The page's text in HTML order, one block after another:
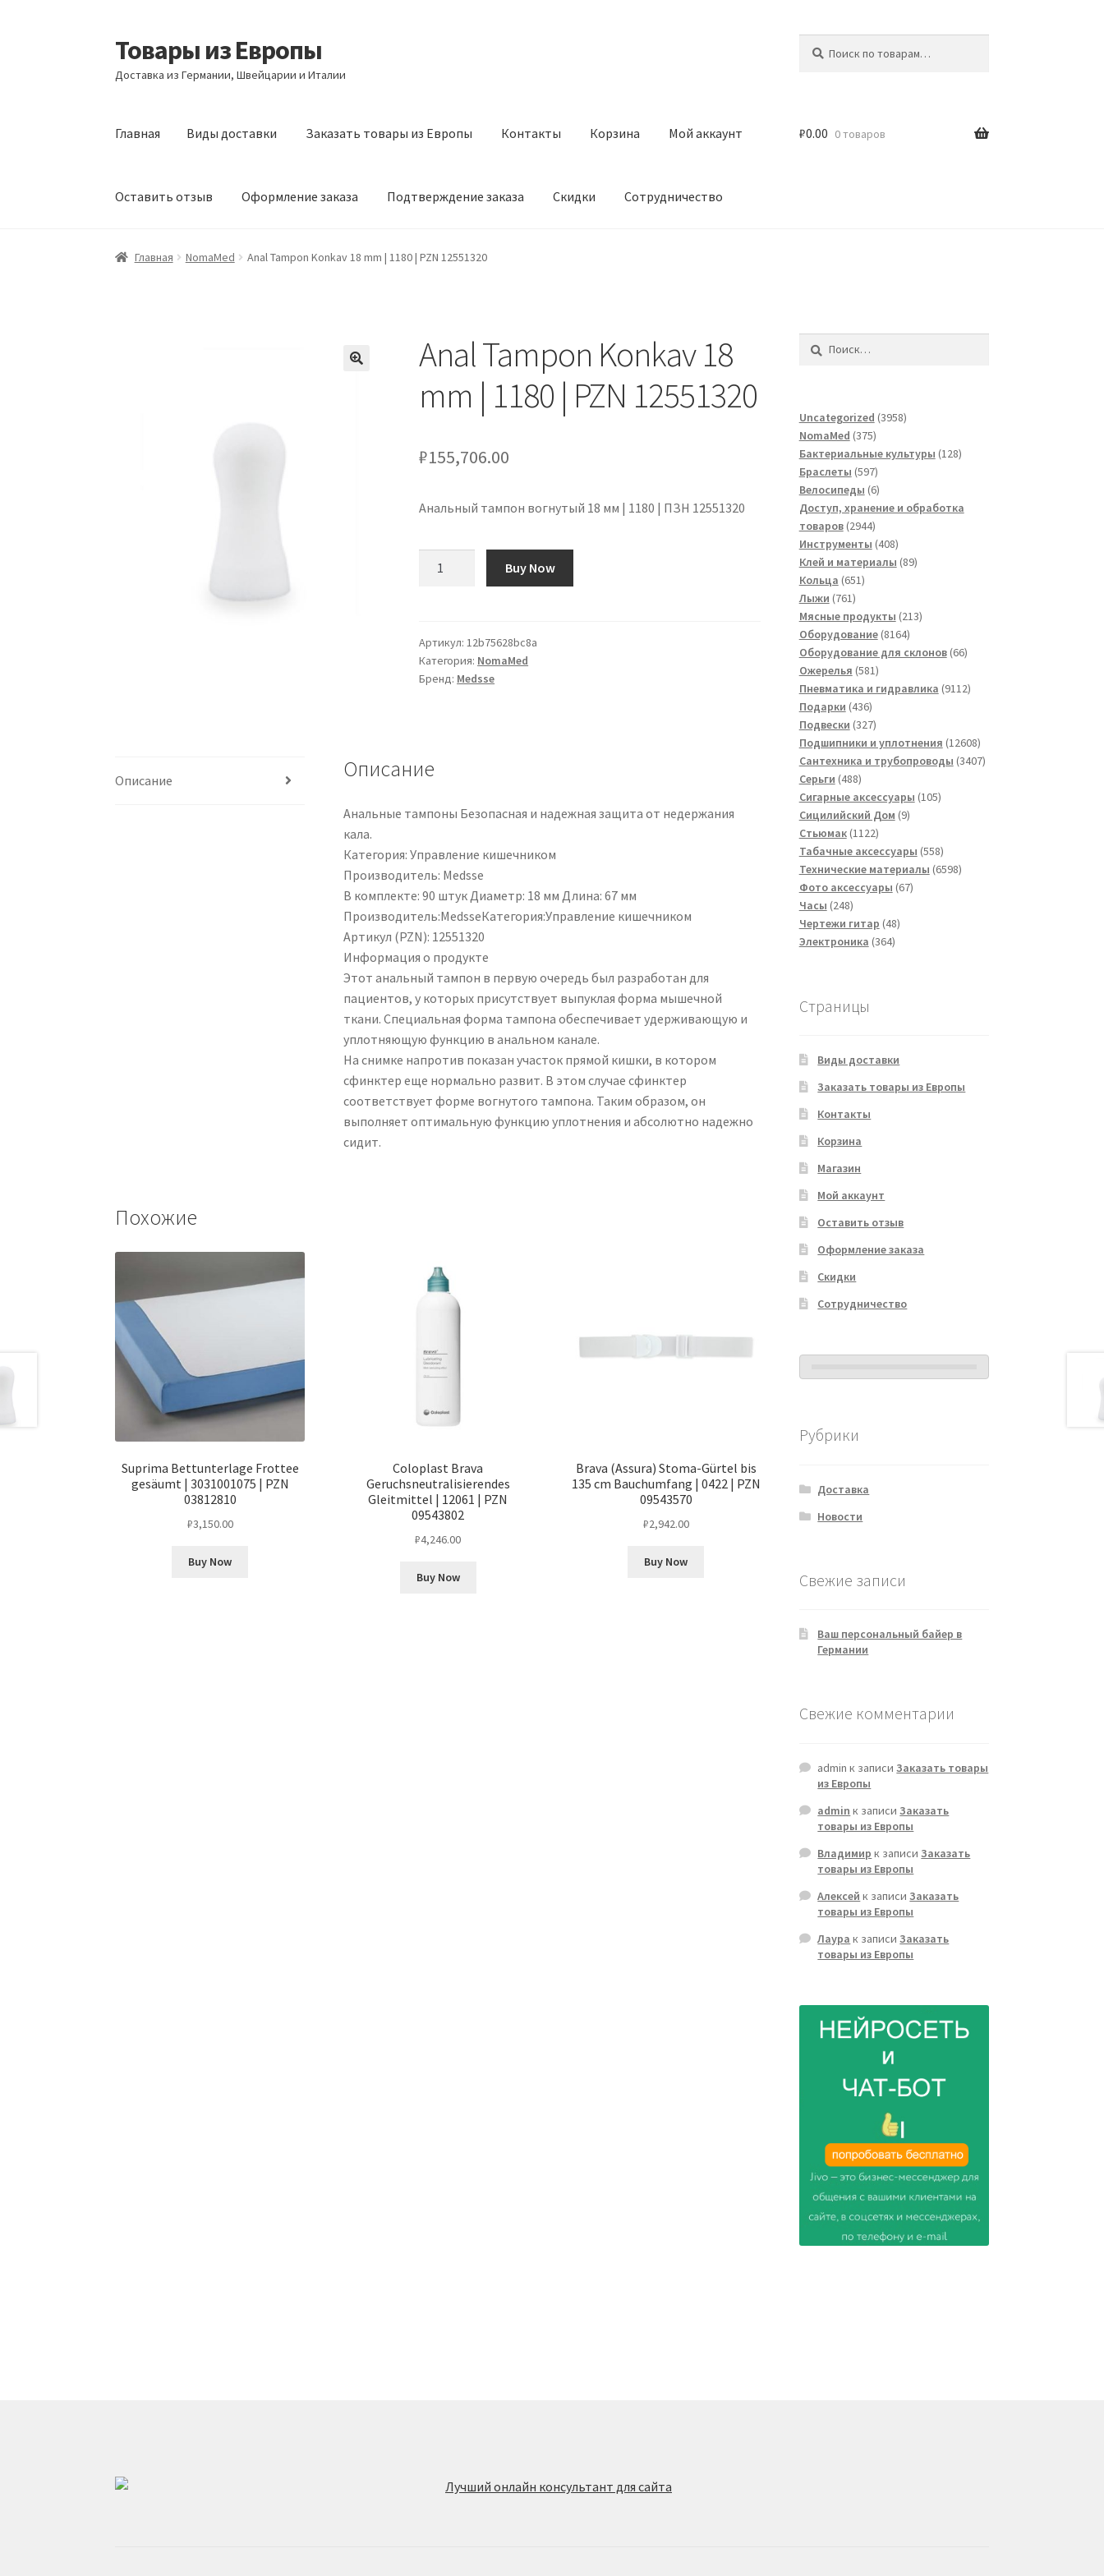
Перейти
к
навигации
Перейти
к
содержимому
Товары из Европы
Доставка из Германии, Швейцарии и Италии
Главная Виды доставки Заказать товары из Европы Контакты Корзина Мой аккаунт
Оставить отзыв Оформление заказа Подтверждение заказа Скидки Сотрудничество
Главная Виды доставки Заказать товары из ЕвропыКонтакты Корзина
₽0.00 0 товаров
Главная NomaMed Anal Tampon Konkav 18 mm | 1180 | PZN 12551320
Anal Tampon Konkav 18
mm | 1180 | PZN 12551320
₽155,706.00
Анальный тампон вогнутый 18 мм | 1180 | ПЗН 12551320
Konkav
18
mm
PZN
Buy Now
Артикул:12b75628bc8a
Категория: NomaMed
Бренд: Medsse
Описание Описание
Анальные тампоны Безопасная и надежная защита от недержания
кала.
Категория: Управление кишечником
Производитель: Medsse
В комплекте: 90 штук Диаметр: 18 мм Длина: 67 мм
Производитель:MedsseКатегория:Управление кишечником
Артикул (PZN): 12551320
Информация о продукте
Этот анальный тампон в первую очередь был разработан для
пациентов, у которых присутствует выпуклая форма мышечной
ткани. Специальная форма тампона обеспечивает удерживающую и
уплотняющую функцию в анальном канале.
На снимке напротив показан участок прямой кишки, в котором
сфинктер еще нормально развит. В этом случае сфинктер
соответствует форме вогнутого тампона. Таким образом, он
выполняет оптимальную функцию уплотнения и абсолютно надежно
сидит.
Похожие
Suprima Bettunterlage Frottee
gesäumt | 3031001075 | PZN
03812810
₽3,150.00
Buy Now
Coloplast Brava
Geruchsneutralisierendes
Gleitmittel | 12061 | PZN
09543802
₽4,246.00
Buy Now
Brava (Assura) Stoma-Gürtel bis
135 cm Bauchumfang | 0422 | PZN
09543570
₽2,942.00
Buy Now
Uncategorized 39583958
NomaMed 375375
товаров
Бактериальные культуры 128128
Браслеты 597597
товаров
Велосипеды 66
товаров
Доступ, хранение и обработка
товаров 29442944
товара
Инструменты 408408
товаров
Клей и материалы 8989
Кольца 651651
Лыжи 761761
товар
Мясные продукты 213213
Оборудование 81648164
товара
Оборудование для склонов 6666
Ожерелья 581581
товар
Пневматика и гидравлика 91129112
Подарки 436436
товаров
Подвески 327327
товаров
Подшипники и уплотнения 1260812608
товаров
Сантехника и трубопроводы 34073407
Серьги 488488
товаров
Сигарные аксессуары 105105
Сицилийский Дом 99
Стьюмак 11221122
товара
Табачные аксессуары 558558
товаров
Технические материалы 65986598
Фото аксессуары 6767
Часы 248248
товаров
Чертежи гитар 4848
Электроника 364364
Страницы
Виды доставки
Заказать товары из Европы
Контакты
Корзина
Магазин
Мой аккаунт
Оставить отзыв
Оформление заказа
Скидки
Сотрудничество
Рубрики
Доставка
Новости
Свежие записи
Ваш персональный байер в
Германии
Свежие комментарии
admin к записиЗаказать товары
из Европы
admin к записиЗаказать
товары из Европы
Владимир к записиЗаказать
товары из Европы
Алексей к записиЗаказать
товары из Европы
Лаура к записиЗаказать
товары из Европы